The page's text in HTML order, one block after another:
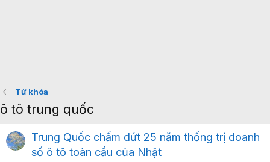
Từ khóa
ô tô trung quốc
Trung Quốc chấm dứt 25 năm thống trị doanh
số ô tô toàn cầu của Nhật